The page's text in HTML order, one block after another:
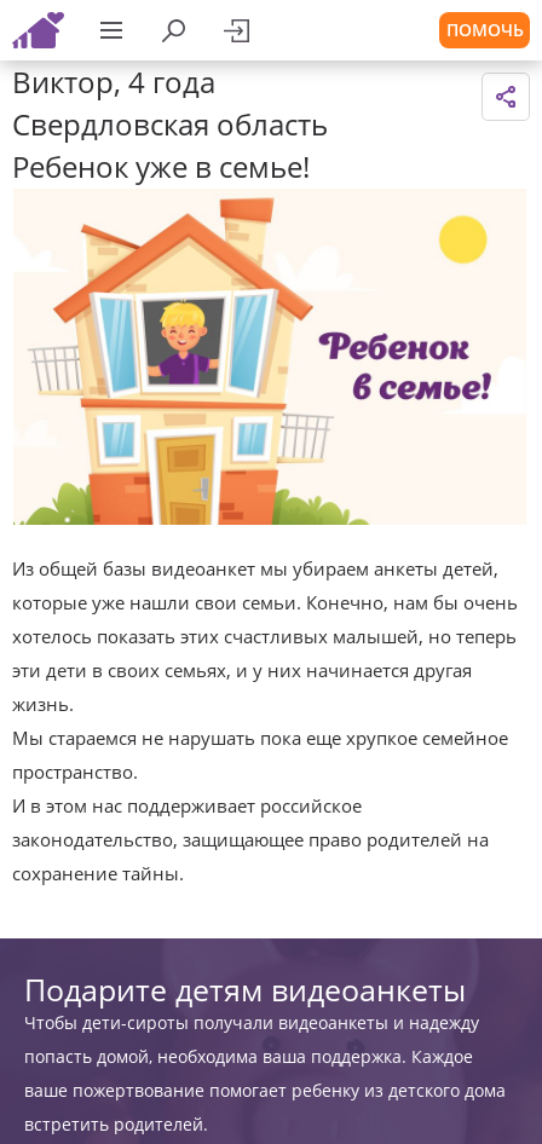
ПОМОЧЬ
Виктор, 4 года
Свердловская область
Ребенок уже в семье!
Из общей базы видеоанкет мы убираем анкеты детей,
которые уже нашли свои семьи. Конечно, нам бы очень
хотелось показать этих счастливых малышей, но теперь
эти дети в своих семьях, и у них начинается другая
жизнь.
Мы стараемся не нарушать пока еще хрупкое семейное
пространство.
И в этом нас поддерживает российское
законодательство, защищающее право родителей на
сохранение тайны.
Подарите детям видеоанкеты
Чтобы дети-сироты получали видеоанкеты и надежду
попасть домой, необходима ваша поддержка. Каждое
ваше пожертвование помогает ребенку из детского дома
встретить родителей.